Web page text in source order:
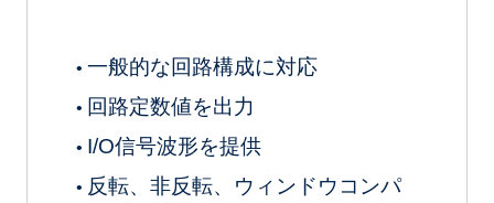
• 一般的な回路構成に対応
• 回路定数値を出力
• I/O信号波形を提供
• 反転、非反転、ウィンドウコンパ